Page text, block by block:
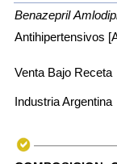
Benazepril
Antihipertensivos
Venta Bajo Receta
Industria Argentina